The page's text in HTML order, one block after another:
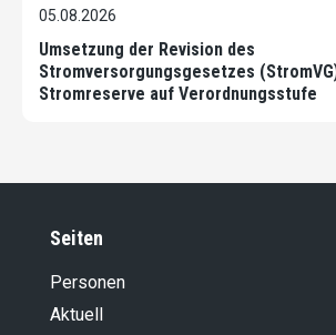
05.08.2026
Umsetzung der Revision des
Stromversorgungsgesetzes
Stromreserve auf Verordnungsstufe
Seiten
Personen
Aktuell